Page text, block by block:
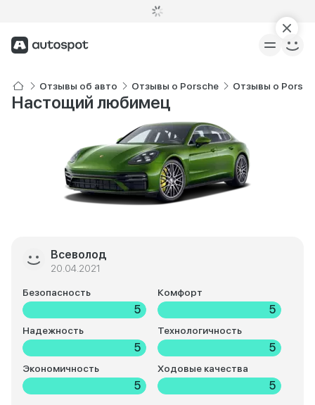
Отзывы об авто Отзывы о Porsche Отзывы о
Настощий любимец
Всеволод
20.04.2021
Безопасность
5
Комфорт
5
Надежность
5
Технологичность
5
Экономичность
5
Ходовые качества
5